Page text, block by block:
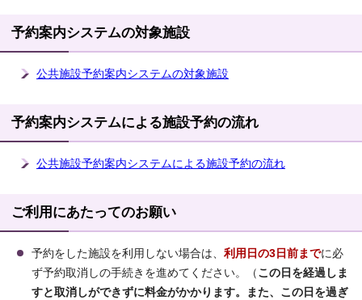
予約案内システムの対象施設
公共施設予約案内システムの対象施設
予約案内システムによる施設予約の流れ
公共施設予約案内システムによる施設予約の流れ
ご利用にあたってのお願い
予約をした施設を利用しない場合は、 利用日の3日前までに必
ず予約取消しの手続きを進めてください。（ この日を経過しま
すと取消しができずに料金がかかります。また、この日を過ぎ